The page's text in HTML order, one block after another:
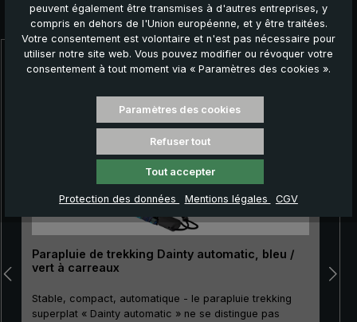
Ignorer la galerie de produits
Autres produits que vous pourriez aimer :
Parapluie de trekking Dainty automatic, bleu /
vert à carreaux
Stable, compact, automatique - le parapluie trekking
superplat « Dainty automatic » ne se distingue pas
peuvent également être transmises à d'autres entreprises, y
compris en dehors de l'Union européenne, et y être traitées.
Votre consentement est volontaire et n'est pas nécessaire pour
utiliser notre site web. Vous pouvez modifier ou révoquer votre
consentement à tout moment via « Paramètres des cookies ».
Paramètres des cookies
Refuser tout
Tout accepter
Protection des données Mentions légales CGV